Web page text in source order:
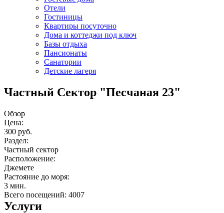
Отели
Гостиницы
Квартиры посуточно
Дома и коттеджи под ключ
Базы отдыха
Пансионаты
Санатории
Детские лагеря
Частный Cектор "Песчаная 23"
Обзор
Цена:
300 руб.
Раздел:
Частный сектор
Расположение:
Джемете
Растояние до моря:
3 мин.
Всего посещений: 4007
Услуги